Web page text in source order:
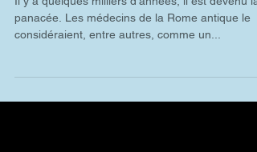
Il y a quelques milliers d'années, il est devenu la
panacée. Les médecins de la Rome antique le